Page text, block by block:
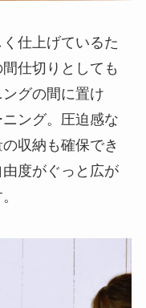
仕上げているた
仕切りとしても
グの間に置け
ング。圧迫感な
収納も確保でき
度がぐっと広が